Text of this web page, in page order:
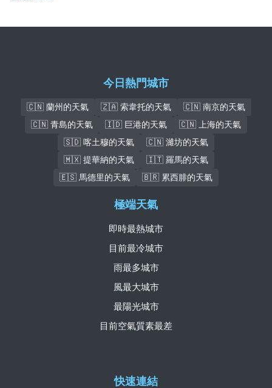
今日熱門城市
🇨🇳 蘭州的天氣 🇿🇦 索韋托的天氣
🇨🇳 南京的天氣
🇨🇳 青島的天氣
🇮🇩 巨港的天氣
🇨🇳 上海的天氣
🇸🇩 喀土穆的天氣
🇨🇳 濰坊的天氣
🇲🇽 提華納的天氣
🇮🇹 羅馬的天氣
🇪🇸 馬德里的天氣
🇧🇷 累西腓的天氣
快速連結
極端天氣
即時最熱城市
目前最冷城市
雨最多城市
風最大城市
最陽光城市
目前空氣質素最差